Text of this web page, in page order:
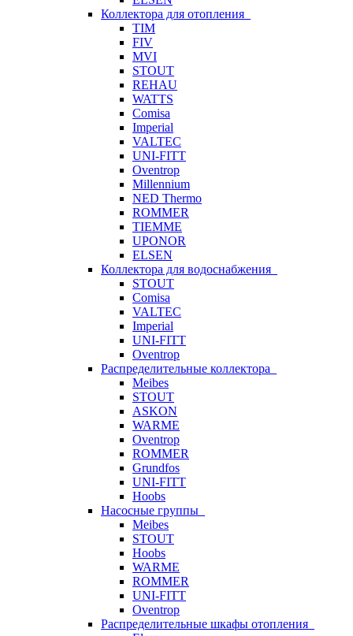
Коллектора для отопления
TIM
FIV
MVI
STOUT
REHAU
WATTS
Comisa
Imperial
VALTEC
UNI-FITT
Oventrop
Millennium
NED Thermo
ROMMER
TIEMME
UPONOR
ELSEN
Коллектора для водоснабжения
STOUT
Comisa
VALTEC
Imperial
UNI-FITT
Oventrop
Распределительные коллектора
Meibes
STOUT
ASKON
WARME
Oventrop
ROMMER
Grundfos
UNI-FITT
Hoobs
Насосные группы
Meibes
STOUT
Hoobs
WARME
ROMMER
UNI-FITT
Oventrop
Распределительные шкафы отопления